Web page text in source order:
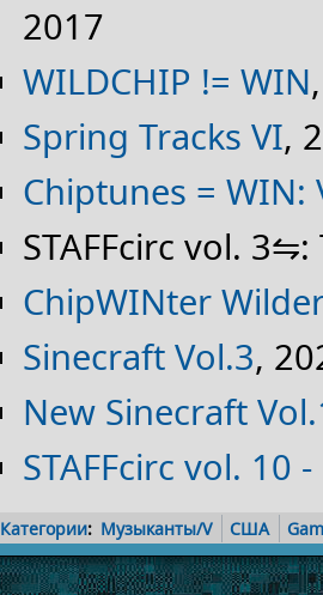
2017
WILDCHIP != WIN
Spring Tracks VI,
Chiptunes = WIN:
STAFFcirc vol. 3⇋:
ChipWINter
Sinecraft Vol.3,
New Sinecraft
STAFFcirc vol. 10
Категории: Музыканты/V США